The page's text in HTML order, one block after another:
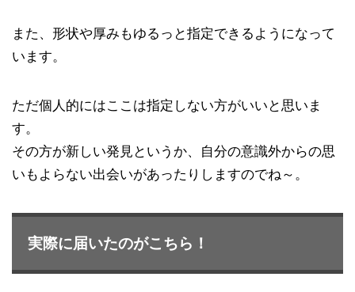
また、形状や厚みもゆるっと指定できるようになって
います。
ただ個人的にはここは指定しない方がいいと思いま
す。
その方が新しい発見というか、自分の意識外からの思
いもよらない出会いがあったりしますのでね～。
実際に届いたのがこちら！